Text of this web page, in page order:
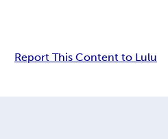
Report This Content to Lulu